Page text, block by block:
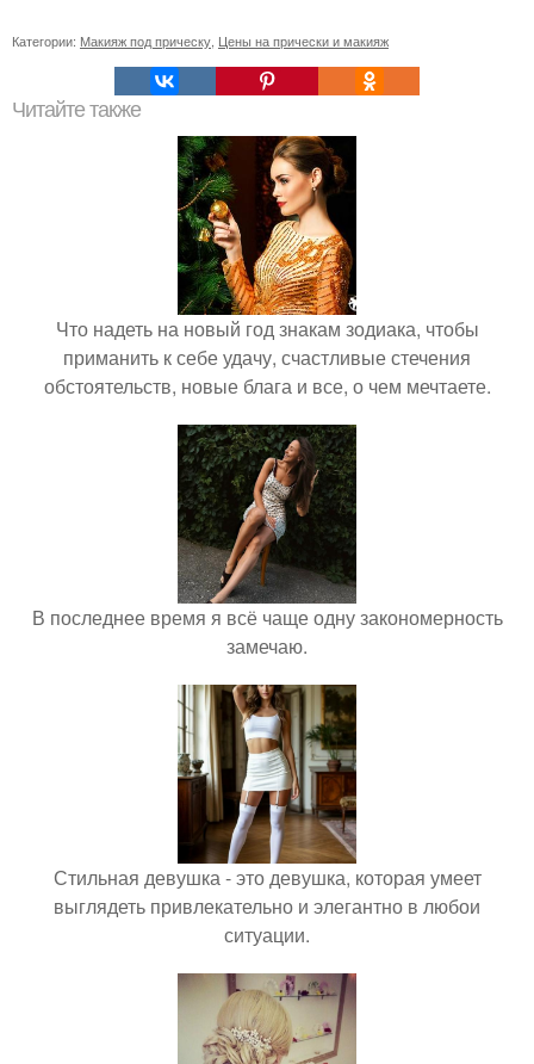
Категории: Макияж под прическу Цены на прически и макияж
Читайте также
Что надеть на новый год знакам зодиака, чтобы
приманить к себе удачу, счастливые стечения
обстоятельств, новые блага и все, о чем мечтаете.
В последнее время я всё чаще одну закономерность
замечаю.
Стильная девушка - это девушка, которая умеет
выглядеть привлекательно и элегантно в любои
ситуации.